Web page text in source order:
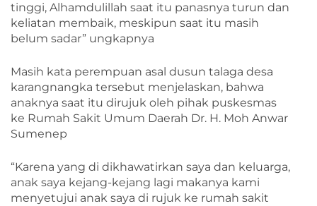
tinggi, Alhamdulillah saat itu panasnya turun dan
keliatan membaik, meskipun saat itu masih
belum sadar” ungkapnya
Masih kata perempuan asal dusun talaga desa
karangnangka tersebut menjelaskan, bahwa
anaknya saat itu dirujuk oleh pihak puskesmas
ke Rumah Sakit Umum Daerah Dr. H. Moh Anwar
Sumenep
“Karena yang di dikhawatirkan saya dan keluarga,
anak saya kejang-kejang lagi makanya kami
menyetujui anak saya di rujuk ke rumah sakit